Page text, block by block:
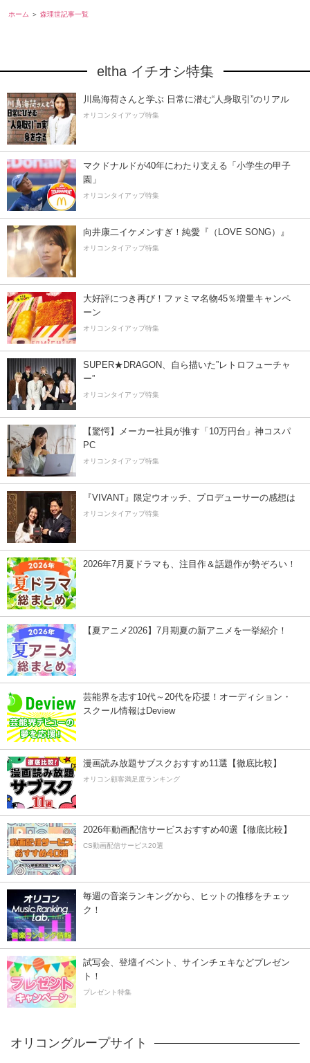
ホーム 森理世記事一覧
eltha イチオシ特集
川島海荷さんと学ぶ 日常に潜む“人身取引”のリアル
オリコンタイアップ特集
マクドナルドが40年にわたり支える「小学生の甲子
園」
オリコンタイアップ特集
向井康二イケメンすぎ！純愛『（LOVE SONG）』
オリコンタイアップ特集
大好評につき再び！ファミマ名物45％増量キャンペ
ーン
オリコンタイアップ特集
SUPER★DRAGON、自ら描いた”レトロフューチャ
ー”
オリコンタイアップ特集
【驚愕】メーカー社員が推す「10万円台」神コスパ
PC
オリコンタイアップ特集
『VIVANT』限定ウオッチ、プロデューサーの感想は
オリコンタイアップ特集
2026年7月夏ドラマも、注目作＆話題作が勢ぞろい！
【夏アニメ2026】7月期夏の新アニメを一挙紹介！
芸能界を志す10代～20代を応援！オーディション・
スクール情報はDeview
漫画読み放題サブスクおすすめ11選【徹底比較】
オリコン顧客満足度ランキング
2026年動画配信サービスおすすめ40選【徹底比較】
CS動画配信サービス20選
毎週の音楽ランキングから、ヒットの推移をチェッ
ク！
試写会、登壇イベント、サインチェキなどプレゼン
ト！
プレゼント特集
オリコングループサイト